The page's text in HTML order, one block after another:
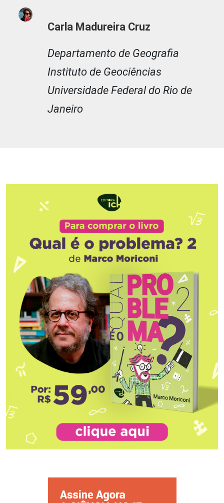
Carla Madureira Cruz
Departamento de Geografia
Instituto de Geociências
Universidade Federal do Rio de
Janeiro